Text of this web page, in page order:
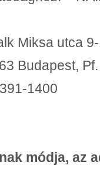
Miksa utca
Budapest, Pf.
1400
módja, az